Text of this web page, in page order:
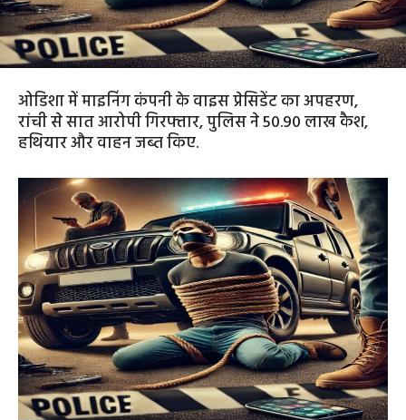
ओडिशा में माइनिंग कंपनी के वाइस प्रेसिडेंट का अपहरण,
रांची से सात आरोपी गिरफ्तार, पुलिस ने 50.90 लाख कैश,
हथियार और वाहन जब्त किए.